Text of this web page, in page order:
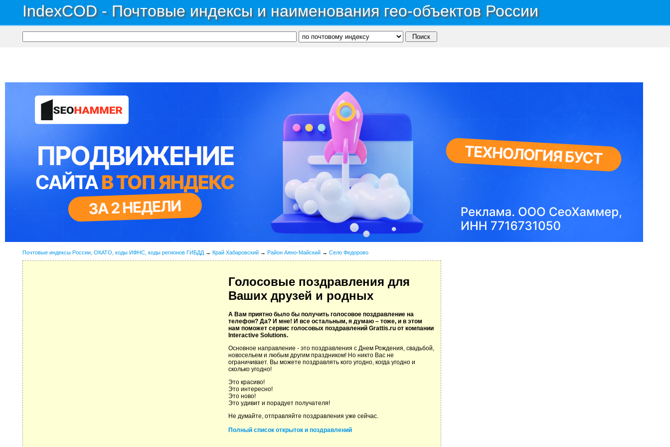
IndexCOD - Почтовые индексы и наименования гео-объектов России
Почтовые индексы России, ОКАТО, коды ИФНС, коды регионов ГИБДД → Край Хабаровский → Район Аяно-Майский → Село Федорово
Голосовые поздравления для
Ваших друзей и родных
А Вам приятно было бы получить голосовое поздравление на
телефон? Да? И мне! И все остальным, я думаю – тоже, и в этом
нам поможет сервис голосовых поздравлений Grattis.ru от компании
Interactive Solutions.
Основное направление - это поздравления с Днем Рождения, свадьбой,
новосельем и любым другим праздником! Но никто Вас не
ограничивает. Вы можете поздравлять кого угодно, когда угодно и
сколько угодно!
Это красиво!
Это интересно!
Это ново!
Это удивит и порадует получателя!
Не думайте, отправляйте поздравления уже сейчас.
Полный список открыток и поздравлений